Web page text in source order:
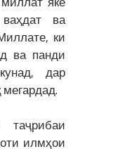
ва
ки
ва панди
дар
илмҳои